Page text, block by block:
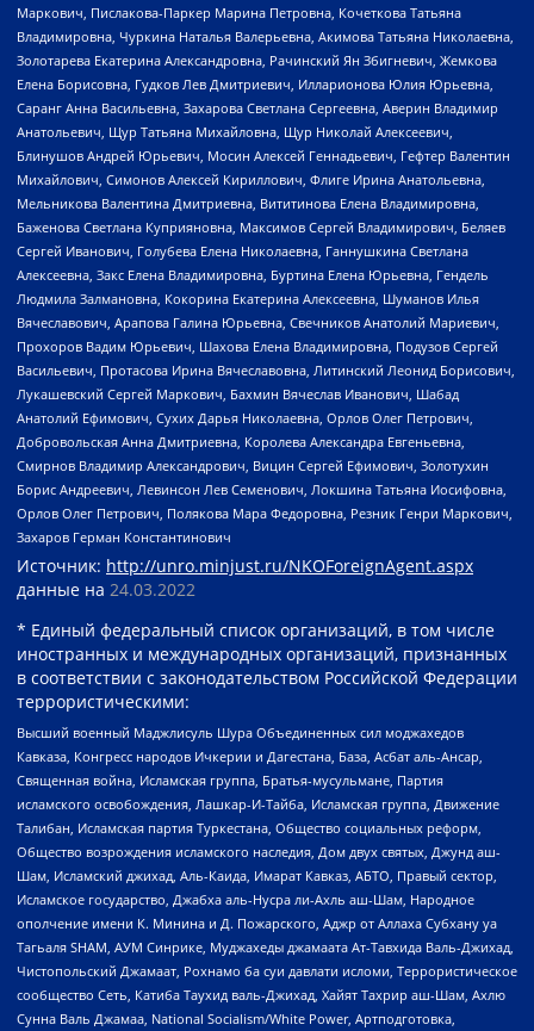
Маркович, Пислакова-Паркер Марина Петровна, Кочеткова Татьяна
Владимировна, Чуркина Наталья Валерьевна, Акимова Татьяна Николаевна,
Золотарева Екатерина Александровна, Рачинский Ян Збигневич, Жемкова
Елена Борисовна, Гудков Лев Дмитриевич, Илларионова Юлия Юрьевна,
Саранг Анна Васильевна, Захарова Светлана Сергеевна, Аверин Владимир
Анатольевич, Щур Татьяна Михайловна, Щур Николай Алексеевич,
Блинушов Андрей Юрьевич, Мосин Алексей Геннадьевич, Гефтер Валентин
Михайлович, Симонов Алексей Кириллович, Флиге Ирина Анатольевна,
Мельникова Валентина Дмитриевна, Вититинова Елена Владимировна,
Баженова Светлана Куприяновна, Максимов Сергей Владимирович, Беляев
Сергей Иванович, Голубева Елена Николаевна, Ганнушкина Светлана
Алексеевна, Закс Елена Владимировна, Буртина Елена Юрьевна, Гендель
Людмила Залмановна, Кокорина Екатерина Алексеевна, Шуманов Илья
Вячеславович, Арапова Галина Юрьевна, Свечников Анатолий Мариевич,
Прохоров Вадим Юрьевич, Шахова Елена Владимировна, Подузов Сергей
Васильевич, Протасова Ирина Вячеславовна, Литинский Леонид Борисович,
Лукашевский Сергей Маркович, Бахмин Вячеслав Иванович, Шабад
Анатолий Ефимович, Сухих Дарья Николаевна, Орлов Олег Петрович,
Добровольская Анна Дмитриевна, Королева Александра Евгеньевна,
Смирнов Владимир Александрович, Вицин Сергей Ефимович, Золотухин
Борис Андреевич, Левинсон Лев Семенович, Локшина Татьяна Иосифовна,
Орлов Олег Петрович, Полякова Мара Федоровна, Резник Генри Маркович,
Захаров Герман Константинович
Источник: http://unro.minjust.ru/NKOForeignAgent.aspx
данные на 24.03.2022
* Единый федеральный список организаций, в том числе
иностранных и международных организаций, признанных
в соответствии с законодательством Российской Федерации
террористическими:
Высший военный Маджлисуль Шура Объединенных сил моджахедов
Кавказа, Конгресс народов Ичкерии и Дагестана, База, Асбат аль-Ансар,
Священная война, Исламская группа, Братья-мусульмане, Партия
исламского освобождения, Лашкар-И-Тайба, Исламская группа, Движение
Талибан, Исламская партия Туркестана, Общество социальных реформ,
Общество возрождения исламского наследия, Дом двух святых, Джунд аш-
Шам, Исламский джихад, Аль-Каида, Имарат Кавказ, АБТО, Правый сектор,
Исламское государство, Джабха аль-Нусра ли-Ахль аш-Шам, Народное
ополчение имени К. Минина и Д. Пожарского, Аджр от Аллаха Субхану уа
Тагьаля SHAM, АУМ Синрике, Муджахеды джамаата Ат-Тавхида Валь-Джихад,
Чистопольский Джамаат, Рохнамо ба суи давлати исломи, Террористическое
сообщество Сеть, Катиба Таухид валь-Джихад, Хайят Тахрир аш-Шам, Ахлю
Сунна Валь Джамаа, National Socialism/White Power, Артподготовка,